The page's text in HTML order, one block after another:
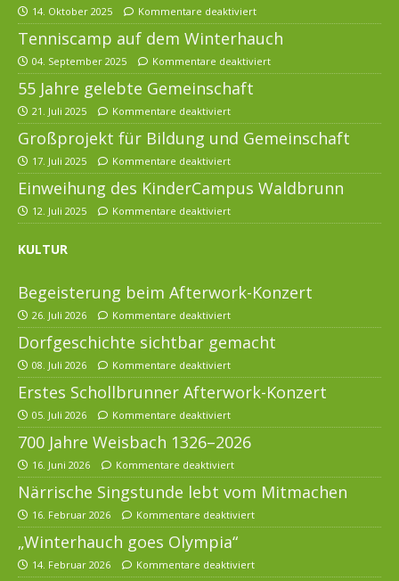
14. Oktober 2025 Kommentare deaktiviert
Tenniscamp auf dem Winterhauch
04. September 2025 Kommentare deaktiviert
55 Jahre gelebte Gemeinschaft
21. Juli 2025 Kommentare deaktiviert
Großprojekt für Bildung und Gemeinschaft
17. Juli 2025 Kommentare deaktiviert
Einweihung des KinderCampus Waldbrunn
12. Juli 2025 Kommentare deaktiviert
KULTUR
Begeisterung beim Afterwork-Konzert
26. Juli 2026 Kommentare deaktiviert
Dorfgeschichte sichtbar gemacht
08. Juli 2026 Kommentare deaktiviert
Erstes Schollbrunner Afterwork-Konzert
05. Juli 2026 Kommentare deaktiviert
700 Jahre Weisbach 1326–2026
16. Juni 2026 Kommentare deaktiviert
Närrische Singstunde lebt vom Mitmachen
16. Februar 2026 Kommentare deaktiviert
„Winterhauch goes Olympia“
14. Februar 2026 Kommentare deaktiviert